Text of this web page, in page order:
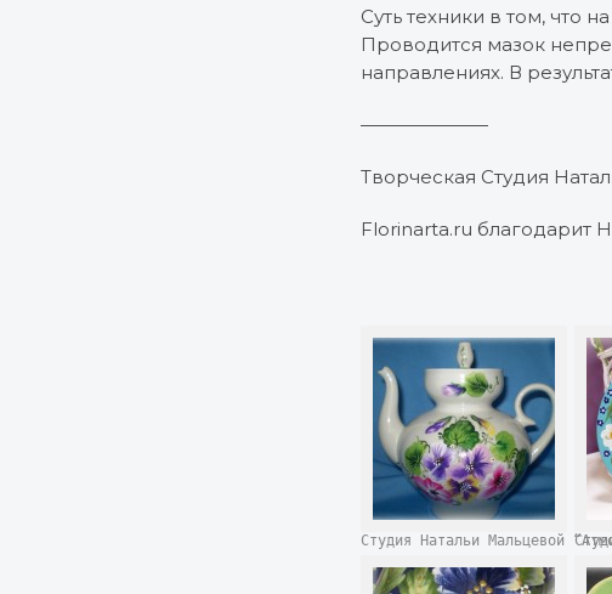
Суть техники в том, что
Проводится мазок
направлениях. В
———————
Творческая Студия
Florinarta.ru благодарит
Студия Натальи Мальцевой